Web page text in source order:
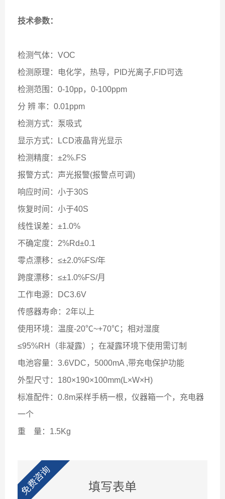
技术参数：
检测气体：VOC
检测原理：电化学，热导，PID光离子,FID可选
检测范围：0-10pp， 0-100ppm
分 辨 率：0.01ppm
检测方式：泵吸式
显示方式：LCD液晶背光显示
检测精度：±2%.FS
报警方式：声光报警(报警点可调)
响应时间：小于30S
恢复时间：小于40S
线性误差：±1.0%
不确定度：2%Rd±0.1
零点漂移：≤±2.0%FS/年
跨度漂移：≤±1.0%FS/月
工作电源：DC3.6V
传感器寿命：2年以上
使用环境：温度-20℃~+70℃；相对湿度
≤95%RH（非凝露）；在凝露环境下使用需订制
电池容量：3.6VDC，5000mA ,带充电保护功能
外型尺寸：180×190×100mm(L×W×H)
标准配件：0.8m采样手柄一根，仪器箱一个，充电器
一个
重
量：1.5Kg
免费咨询 填写表单